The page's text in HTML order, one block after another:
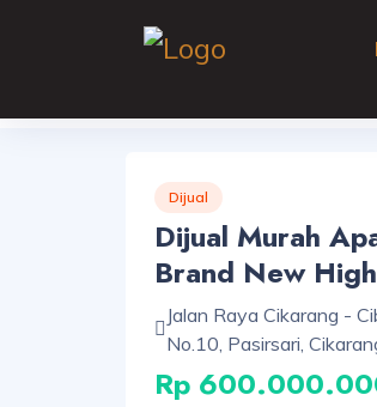
Dijual
Dijual Murah
Brand New
Jalan Raya Cikarang -
No.10, Pasirsari,
Rp